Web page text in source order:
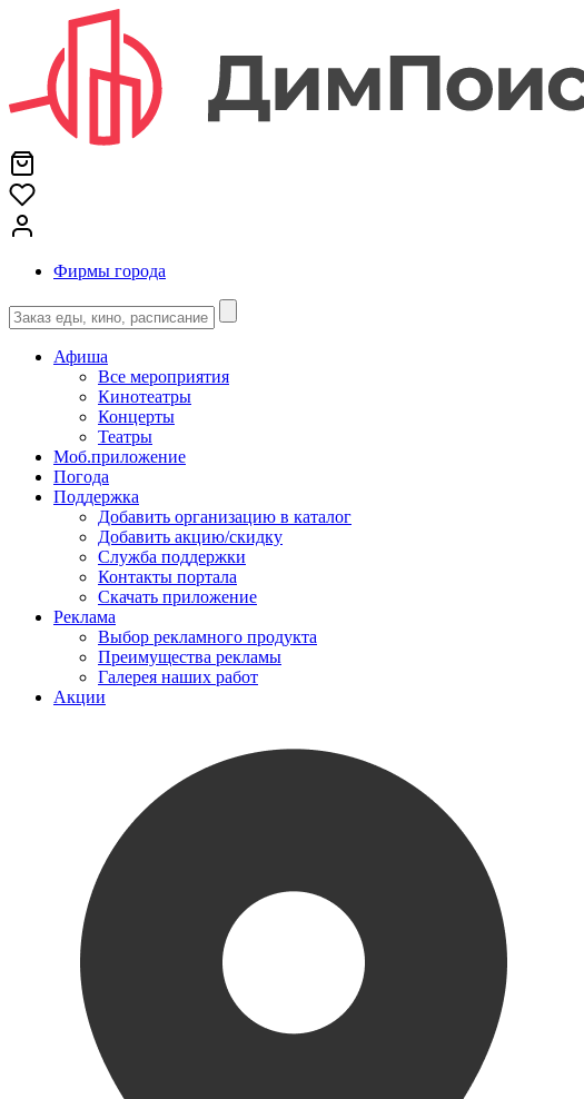
Фирмы города
Афиша
Все мероприятия
Кинотеатры
Концерты
Театры
Моб.приложение
Погода
Поддержка
Добавить организацию в каталог
Добавить акцию/скидку
Служба поддержки
Контакты портала
Скачать приложение
Реклама
Выбор рекламного продукта
Преимущества рекламы
Галерея наших работ
Акции